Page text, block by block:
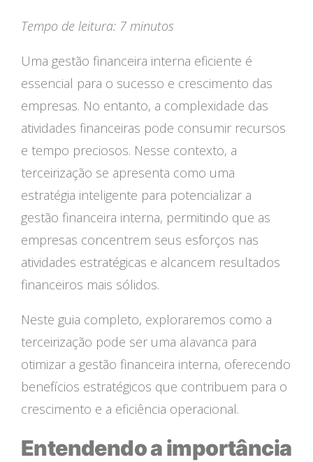
Tempo de leitura: 7 minutos
Uma gestão financeira interna eficiente é
essencial para o sucesso e crescimento das
empresas. No entanto, a complexidade das
atividades financeiras pode consumir recursos
e tempo preciosos. Nesse contexto, a
terceirização se apresenta como uma
estratégia inteligente para potencializar a
gestão financeira interna, permitindo que as
empresas concentrem seus esforços nas
atividades estratégicas e alcancem resultados
financeiros mais sólidos.
Neste guia completo, exploraremos como a
terceirização pode ser uma alavanca para
otimizar a gestão financeira interna, oferecendo
benefícios estratégicos que contribuem para o
crescimento e a eficiência operacional.
Entendendo a importância